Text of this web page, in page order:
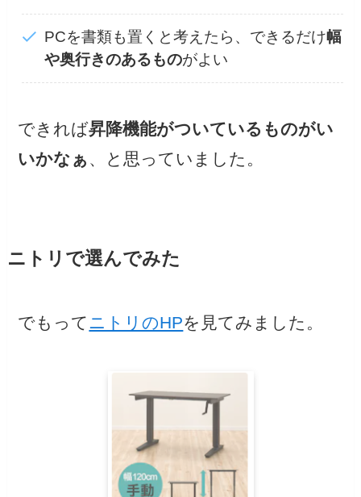
PCを書類も置くと考えたら、できるだけ幅
や奥行きのあるものがよい
できれば昇降機能がついているものがい
いかなぁ 、と思っていました。
ニトリで選んでみた
でもってニトリのHPを見てみました。